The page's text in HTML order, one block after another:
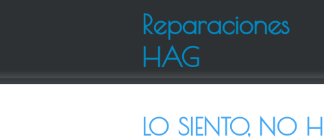
Reparaciones
HAG
LO SIENTO, NO